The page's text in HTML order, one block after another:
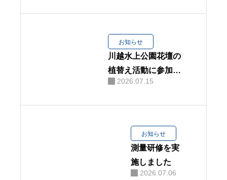
お知らせ
川越水上公園花壇の
植替え活動に参加し
ました
2026.07.15
お知らせ
測量研修を実
施しました
2026.07.06